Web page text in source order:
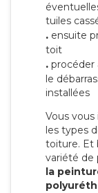
tuiles
. ensuite
toit
. procéder
le
installées
Vous
les types
toiture. Et
variété de
la